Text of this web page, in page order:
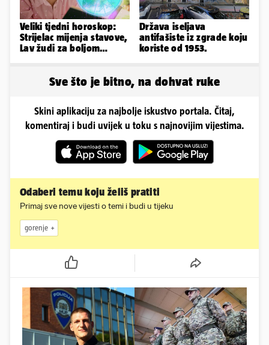
Veliki tjedni horoskop:
Strijelac mijenja stavove,
Lav žudi za boljom
Država iseljava
antifašiste iz zgrade koju
koriste od 1953.
Sve što je bitno, na dohvat ruke
Skini aplikaciju za najbolje iskustvo portala. Čitaj,
komentiraj i budi uvijek u toku s najnovijim vijestima.
Odaberi temu koju želiš pratiti
Primaj sve nove vijesti o temi i budi u tijeku
gorenje